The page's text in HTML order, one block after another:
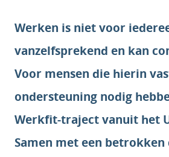
Werken is niet voor
vanzelfsprekend en kan
Voor mensen die hierin
ondersteuning nodig
Werkfit-traject vanuit het
Samen met een